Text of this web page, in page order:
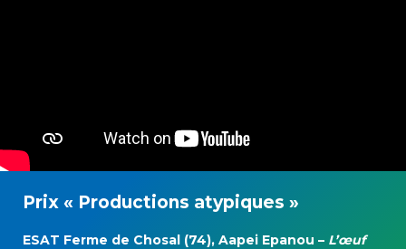
Prix « Productions atypiques »
ESAT Ferme de Chosal (74), Aapei Epanou – L’œuf